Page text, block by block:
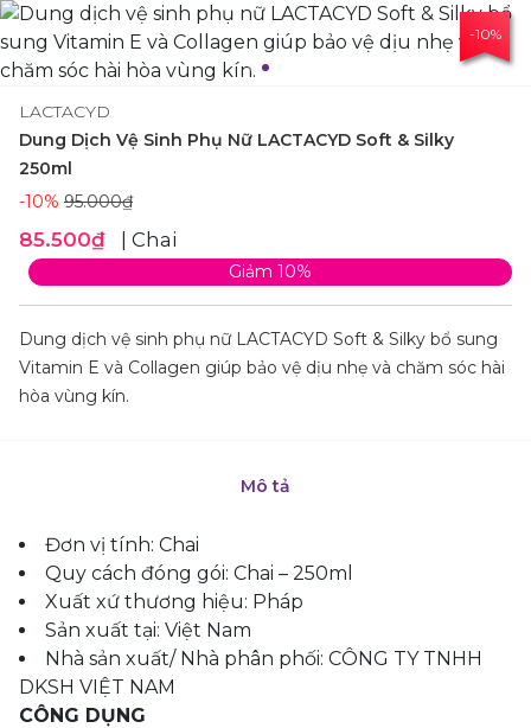
-10%
LACTACYD
Dung Dịch Vệ Sinh Phụ Nữ LACTACYD Soft & Silky
250ml
-10% 95.000₫
85.500₫ | Chai
Giảm 10%
Dung dịch vệ sinh phụ nữ LACTACYD Soft & Silky bổ sung
Vitamin E và Collagen giúp bảo vệ dịu nhẹ và chăm sóc hài
hòa vùng kín.
Mô tả
Đơn vị tính: Chai
Quy cách đóng gói: Chai – 250ml
Xuất xứ thương hiệu: Pháp
Sản xuất tại: Việt Nam
Nhà sản xuất/ Nhà phân phối: CÔNG TY TNHH
DKSH VIỆT NAM
CÔNG DỤNG